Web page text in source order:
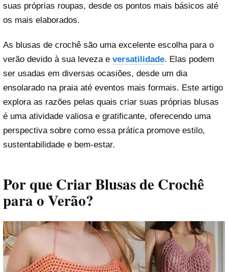
suas próprias roupas, desde os pontos mais básicos até
os mais elaborados.
As blusas de crochê são uma excelente escolha para o
verão devido à sua leveza e versatilidade. Elas podem
ser usadas em diversas ocasiões, desde um dia
ensolarado na praia até eventos mais formais. Este artigo
explora as razões pelas quais criar suas próprias blusas
é uma atividade valiosa e gratificante, oferecendo uma
perspectiva sobre como essa prática promove estilo,
sustentabilidade e bem-estar.
Por que Criar Blusas de Crochê
para o Verão?